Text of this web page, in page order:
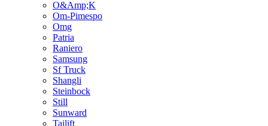
O&Amp;K
Om-Pimespo
Omg
Patria
Raniero
Samsung
Sf Truck
Shangli
Steinbock
Still
Sunward
Tailift